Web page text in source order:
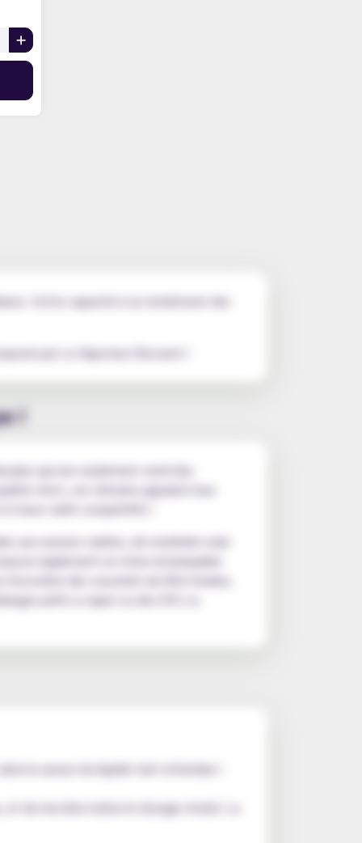
Cette capacité à se remémorer des
par Le Vapoteur Discount !
!
qui non seulement vend des
strict, ces témoins appuient leur
aux saveurs variées, de matériels mais
également un choix remarquable
prêts à vaper ou des DIY, Le
la saveur du liquide tant attendue !
de nicotine (selon le dosage choisi). La